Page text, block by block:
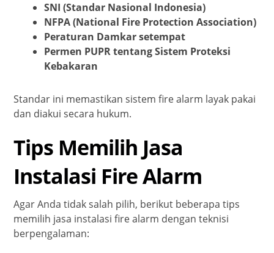
SNI (Standar Nasional Indonesia)
NFPA (National Fire Protection Association)
Peraturan Damkar setempat
Permen PUPR tentang Sistem Proteksi
Kebakaran
Standar ini memastikan sistem fire alarm layak pakai
dan diakui secara hukum.
Tips Memilih Jasa
Instalasi Fire Alarm
Agar Anda tidak salah pilih, berikut beberapa tips
memilih jasa instalasi fire alarm dengan teknisi
berpengalaman: